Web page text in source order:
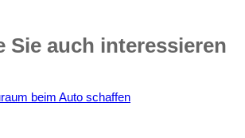
Sie auch interessieren